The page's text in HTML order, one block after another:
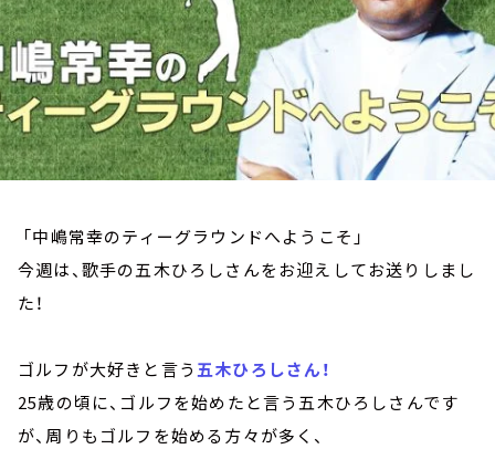
「中嶋常幸のティーグラウンドへようこそ」
今週は、歌手の五木ひろしさんをお迎えしてお送りしまし
た！
ゴルフが大好きと言う五木ひろしさん！
25歳の頃に、ゴルフを始めたと言う五木ひろしさんです
が、周りもゴルフを始める方々が多く、